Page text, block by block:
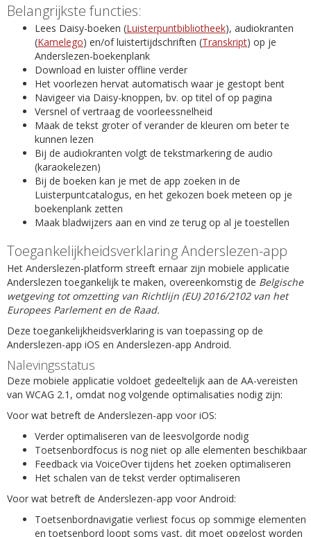
Belangrijkste functies:
Lees Daisy-boeken (Luisterpuntbibliotheek), audiokranten
(Kamelego) en/of luistertijdschriften (Transkript) op je
Anderslezen-boekenplank
Download en luister offline verder
Het voorlezen hervat automatisch waar je gestopt bent
Navigeer via Daisy-knoppen, bv. op titel of op pagina
Versnel of vertraag de voorleessnelheid
Maak de tekst groter of verander de kleuren om beter te
kunnen lezen
Bij de audiokranten volgt de tekstmarkering de audio
(karaokelezen)
Bij de boeken kan je met de app zoeken in de
Luisterpuntcatalogus, en het gekozen boek meteen op je
boekenplank zetten
Maak bladwijzers aan en vind ze terug op al je toestellen
Toegankelijkheidsverklaring Anderslezen-app
Het Anderslezen-platform streeft ernaar zijn mobiele applicatie
Anderslezen toegankelijk te maken, overeenkomstig de Belgische
wetgeving tot omzetting van Richtlijn (EU) 2016/2102 van het
Europees Parlement en de Raad.
Deze toegankelijkheidsverklaring is van toepassing op de
Anderslezen-app iOS en Anderslezen-app Android.
Nalevingsstatus
Deze mobiele applicatie voldoet gedeeltelijk aan de AA-vereisten
van WCAG 2.1, omdat nog volgende optimalisaties nodig zijn:
Voor wat betreft de Anderslezen-app voor iOS:
Verder optimaliseren van de leesvolgorde nodig
Toetsenbordfocus is nog niet op alle elementen beschikbaar
Feedback via VoiceOver tijdens het zoeken optimaliseren
Het schalen van de tekst verder optimaliseren
Voor wat betreft de Anderslezen-app voor Android:
Toetsenbordnavigatie verliest focus op sommige elementen
en toetsenbord loopt soms vast, dit moet opgelost worden